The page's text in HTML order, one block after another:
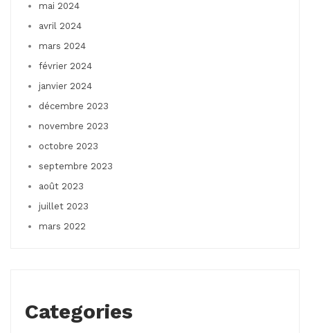
mai 2024
avril 2024
mars 2024
février 2024
janvier 2024
décembre 2023
novembre 2023
octobre 2023
septembre 2023
août 2023
juillet 2023
mars 2022
Categories